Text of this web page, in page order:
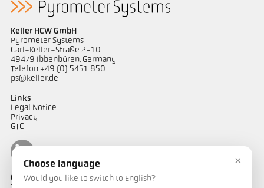
Keller HCW GmbH
Pyrometer Systems
Carl-Keller-Straße 2-10
49479 Ibbenbüren, Germany
Telefon +49 (0) 5451 850
ps@keller.de
Links
Legal Notice
Privacy
GTC
Contacto
×
Choose language
Would you like to switch to English?